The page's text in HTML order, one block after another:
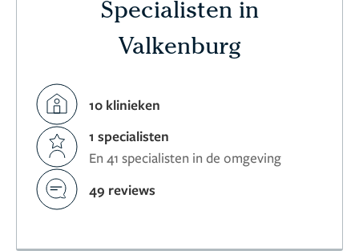
Specialisten in
Valkenburg
10 klinieken
1 specialisten
En 41 specialisten in de omgeving
49 reviews